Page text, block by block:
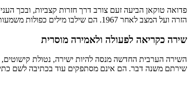
פדואה טוקאן הביעה זעם צורב דרך חזרות קצביות, ובכך
הזרה ועל המצב לאחר 1967. הם שילבו מילים כפולות משמעות, כמו המונח "ע׳לّאס" שפירושו גם "גאולה" וגם "סוף", כדי לנסח שירה חתרנית ומעוררת השראה.
שירה כקריאה לפעולה ולאמירה מוסרית
השירה הערבית החדשה מנסה להיות ישירה, נטולת
שירתם משנה דבר. הם אינם מסתפקים עוד בכתיבה לשם